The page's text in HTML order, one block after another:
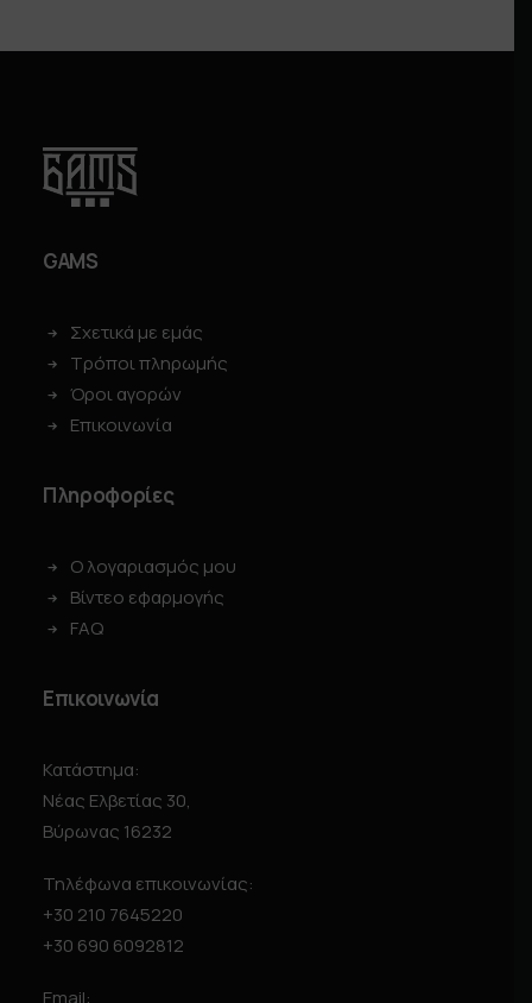
GAMS
Σχετικά με εμάς
Τρόποι πληρωμής
Όροι αγορών
Επικοινωνία
Πληροφορίες
Ο λογαριασμός μου
Βίντεο εφαρμογής
FAQ
Επικοινωνία
Κατάστημα:
Νέας Ελβετίας 30,
Βύρωνας 16232
Τηλέφωνα επικοινωνίας:
+30 210 7645220
+30 690 6092812
Email: